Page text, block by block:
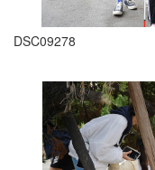
DSC09278